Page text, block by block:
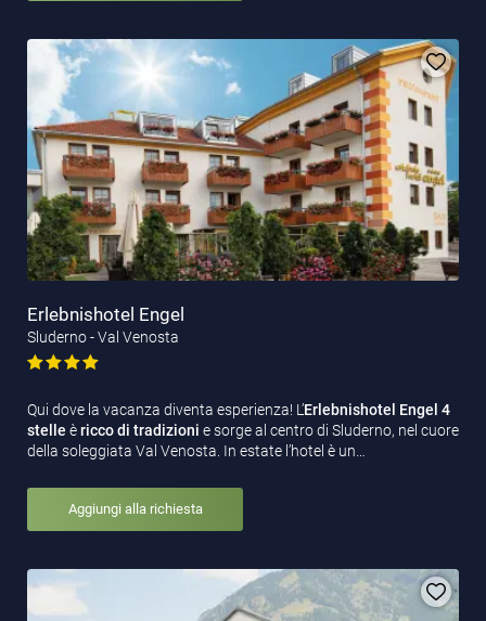
Erlebnishotel Engel
Sluderno - Val Venosta
Qui dove la vacanza diventa esperienza! L’Erlebnishotel Engel 4
stelle èricco di tradizioni e sorge al centro di Sluderno, nel cuore
della soleggiata Val Venosta. In estate l’hotel è un…
Aggiungi alla richiesta